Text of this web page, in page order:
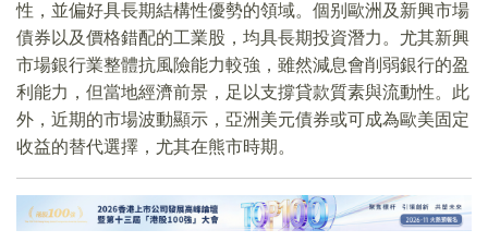
性，並偏好具長期結構性優勢的領域。個别歐洲及新興市場
債券以及價格錯配的工業股，均具長期投資潛力。尤其新興
市場銀行業整體抗風險能力較強，雖然減息會削弱銀行的盈
利能力，但當地經濟前景，足以支撐貸款質素與流動性。此
外，近期的市場波動顯示，亞洲美元債券或可成為歐美固定
收益的替代選擇，尤其在熊市時期。